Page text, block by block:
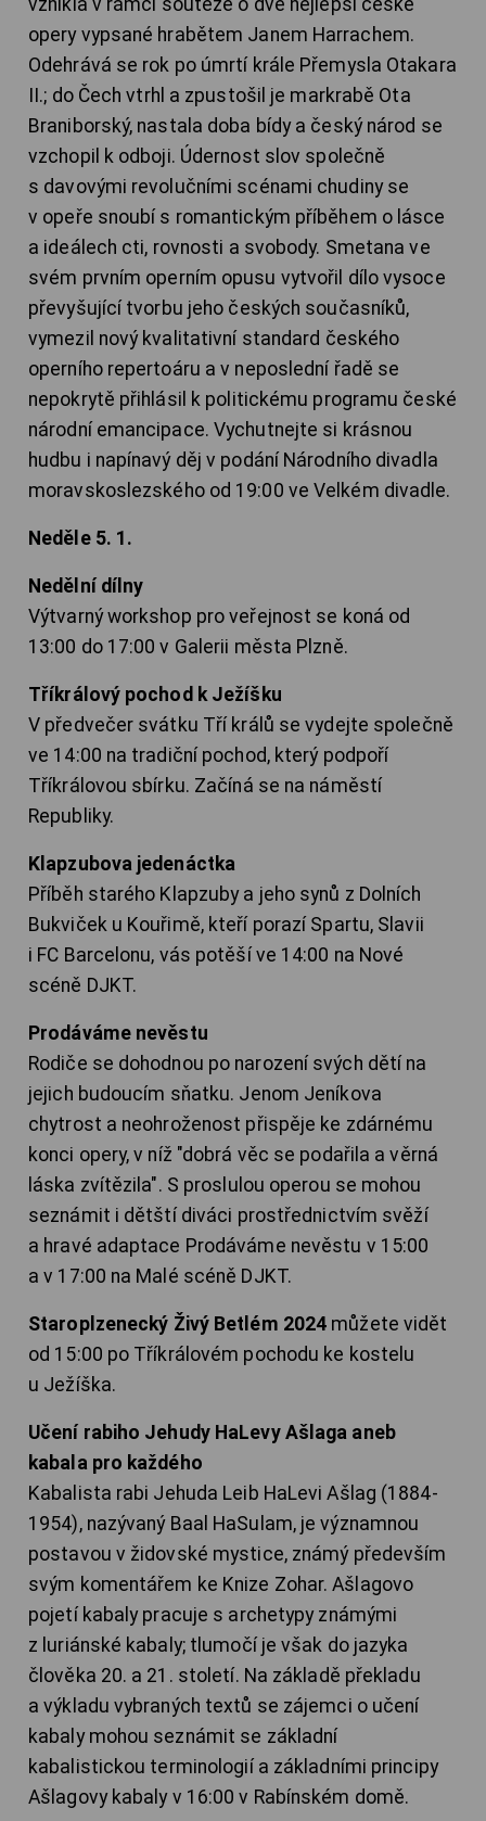
opery vypsané hrabětem Janem Harrachem.
Odehrává se rok po úmrtí krále Přemysla Otakara
II.; do Čech vtrhl a zpustošil je markrabě Ota
Braniborský, nastala doba bídy a český národ se
vzchopil k odboji. Údernost slov společně
s davovými revolučními scénami chudiny se
v opeře snoubí s romantickým příběhem o lásce
a ideálech cti, rovnosti a svobody. Smetana ve
svém prvním operním opusu vytvořil dílo vysoce
převyšující tvorbu jeho českých současníků,
vymezil nový kvalitativní standard českého
operního repertoáru a v neposlední řadě se
nepokrytě přihlásil k politickému programu české
národní emancipace. Vychutnejte si krásnou
hudbu i napínavý děj v podání Národního divadla
moravskoslezského od 19:00 ve Velkém divadle.
Neděle 5. 1.
Nedělní dílny
Výtvarný workshop pro veřejnost se koná od
13:00 do 17:00 v Galerii města Plzně.
Tříkrálový pochod k Ježíšku
V předvečer svátku Tří králů se vydejte společně
ve 14:00 na tradiční pochod, který podpoří
Tříkrálovou sbírku. Začíná se na náměstí
Republiky.
Klapzubova jedenáctka
Příběh starého Klapzuby a jeho synů z Dolních
Bukviček u Kouřimě, kteří porazí Spartu, Slavii
i FC Barcelonu, vás potěší ve 14:00 na Nové
scéně DJKT.
Prodáváme nevěstu
Rodiče se dohodnou po narození svých dětí na
jejich budoucím sňatku. Jenom Jeníkova
chytrost a neohroženost přispěje ke zdárnému
konci opery, v níž "dobrá věc se podařila a věrná
láska zvítězila". S proslulou operou se mohou
seznámit i dětští diváci prostřednictvím svěží
a hravé adaptace Prodáváme nevěstu v 15:00
a v 17:00 na Malé scéně DJKT.
Staroplzenecký Živý Betlém 2024 můžete vidět
od 15:00 po Tříkrálovém pochodu ke kostelu
u Ježíška.
Učení rabiho Jehudy HaLevy Ašlaga aneb
kabala pro každého
Kabalista rabi Jehuda Leib HaLevi Ašlag (1884-
1954), nazývaný Baal HaSulam, je významnou
postavou v židovské mystice, známý především
svým komentářem ke Knize Zohar. Ašlagovo
pojetí kabaly pracuje s archetypy známými
z luriánské kabaly; tlumočí je však do jazyka
člověka 20. a 21. století. Na základě překladu
a výkladu vybraných textů se zájemci o učení
kabaly mohou seznámit se základní
kabalistickou terminologií a základními principy
Ašlagovy kabaly v 16:00 v Rabínském domě.